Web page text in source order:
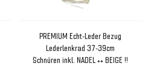
PREMIUM Echt-Leder Bezug
Lederlenkrad 37-39cm
Schnüren inkl. NADEL ++ BEIGE !!